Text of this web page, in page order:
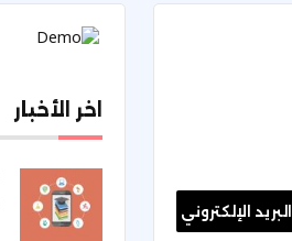
البريد الإلكتروني
اخر الأخبار